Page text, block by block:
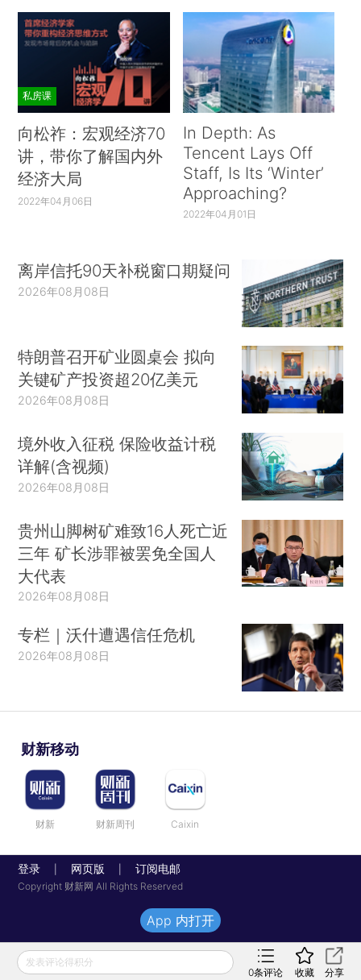
私房课
向松祚：宏观经济70
讲，带你了解国内外
经济大局
2022年04月06日
In Depth: As
Tencent Lays Off
Staff, Is Its ‘Winter’
Approaching?
2022年04月01日
离岸信托90天补税窗口期疑问
2026年08月08日
特朗普召开矿业圆桌会 拟向
关键矿产投资超20亿美元
2026年08月08日
境外收入征税 保险收益计税
详解(含视频)
2026年08月08日
贵州山脚树矿难致16人死亡近
三年 矿长涉罪被罢免全国人
大代表
2026年08月08日
专栏｜沃什遭遇信任危机
2026年08月08日
财新移动
财新 财新周刊 Caixin
登录 网页版 订阅电邮
Copyright 财新网 All Rights Reserved
发表评论得积分
0条评论 收藏 分享
App 内打开